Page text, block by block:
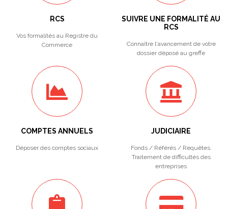
RCS
Vos formalités au Registre du
Commerce
SUIVRE UNE FORMALITÉ AU
RCS
Connaître l'avancement de votre
dossier déposé au greffe
COMPTES ANNUELS
Déposer des comptes sociaux
JUDICIAIRE
Fonds / Référés / Requêtes.
Traitement de difficultés des
entreprises